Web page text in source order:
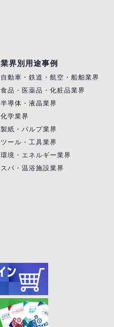
業界別用途事例
自動車・鉄道・航空・船舶業界
食品・医薬品・化粧品業界
半導体・液晶業界
化学業界
製紙・パルプ業界
ツール・工具業界
環境・エネルギー業界
スパ・温浴施設業界